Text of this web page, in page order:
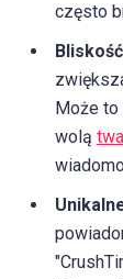
często
Może
wolą